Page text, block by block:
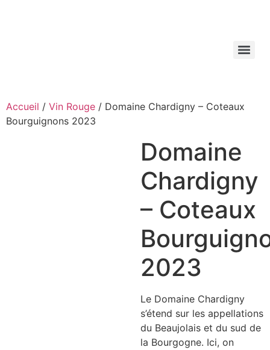
Accueil / Vin Rouge / Domaine Chardigny – Coteaux
Bourguignons 2023
Domaine
Chardigny
– Coteaux
2023
Le Domaine Chardigny
s’étend sur les appellations
du Beaujolais et du sud de
la Bourgogne. Ici, on